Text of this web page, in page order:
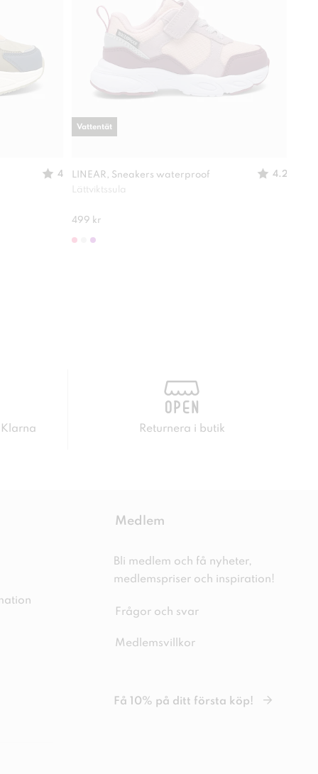
4
LINEAR, Sneakers waterproof
4.2
Lättviktssula
499 kr
Vattentät
Returnera i butik
Medlem
Bli medlem och få nyheter,
medlemspriser och inspiration!
Frågor och svar
Medlemsvillkor
Få 10% på ditt första köp!